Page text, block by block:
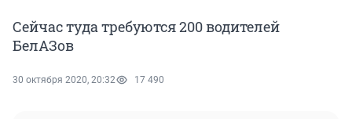
Сейчас туда требуются 200 водителей
БелАЗов
30 октября 2020, 20:32 17 490